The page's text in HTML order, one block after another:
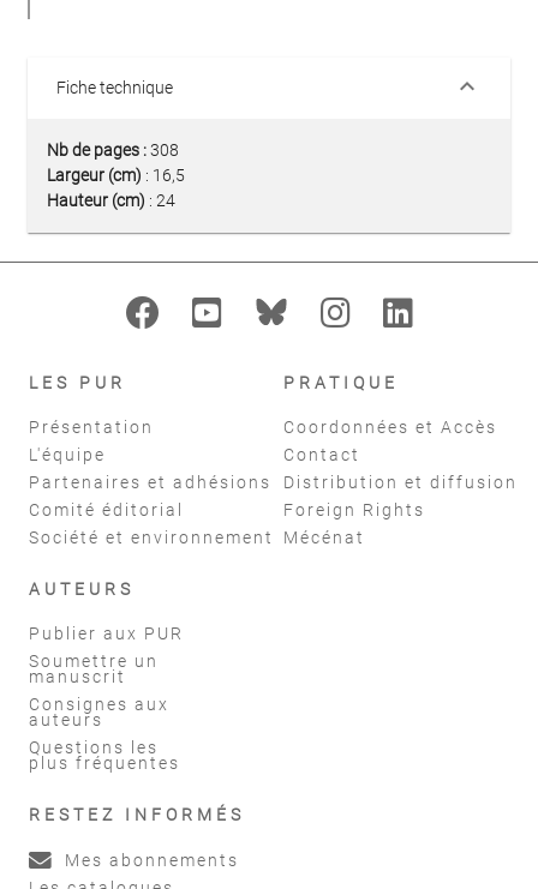
Fiche technique keyboard_arrow_down
Nb de pages :308
Largeur (cm) : 16,5
Hauteur (cm) : 24
LES PUR
Présentation
L'équipe
Partenaires et adhésions
Comité éditorial
Société et environnement
PRATIQUE
Coordonnées et Accès
Contact
Distribution et diffusion
Foreign Rights
Mécénat
AUTEURS
Publier aux PUR
Soumettre un
manuscrit
Consignes aux
auteurs
Questions les
plus fréquentes
RESTEZ INFORMÉS
Mes abonnements